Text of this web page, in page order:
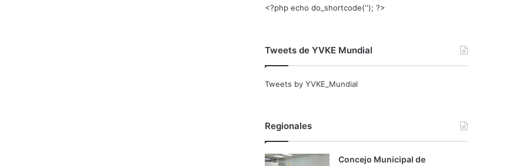
<?php echo do_shortcode(‘‘); ?>
Tweets de YVKE Mundial
Tweets by YVKE_Mundial
Regionales
Concejo Municipal de